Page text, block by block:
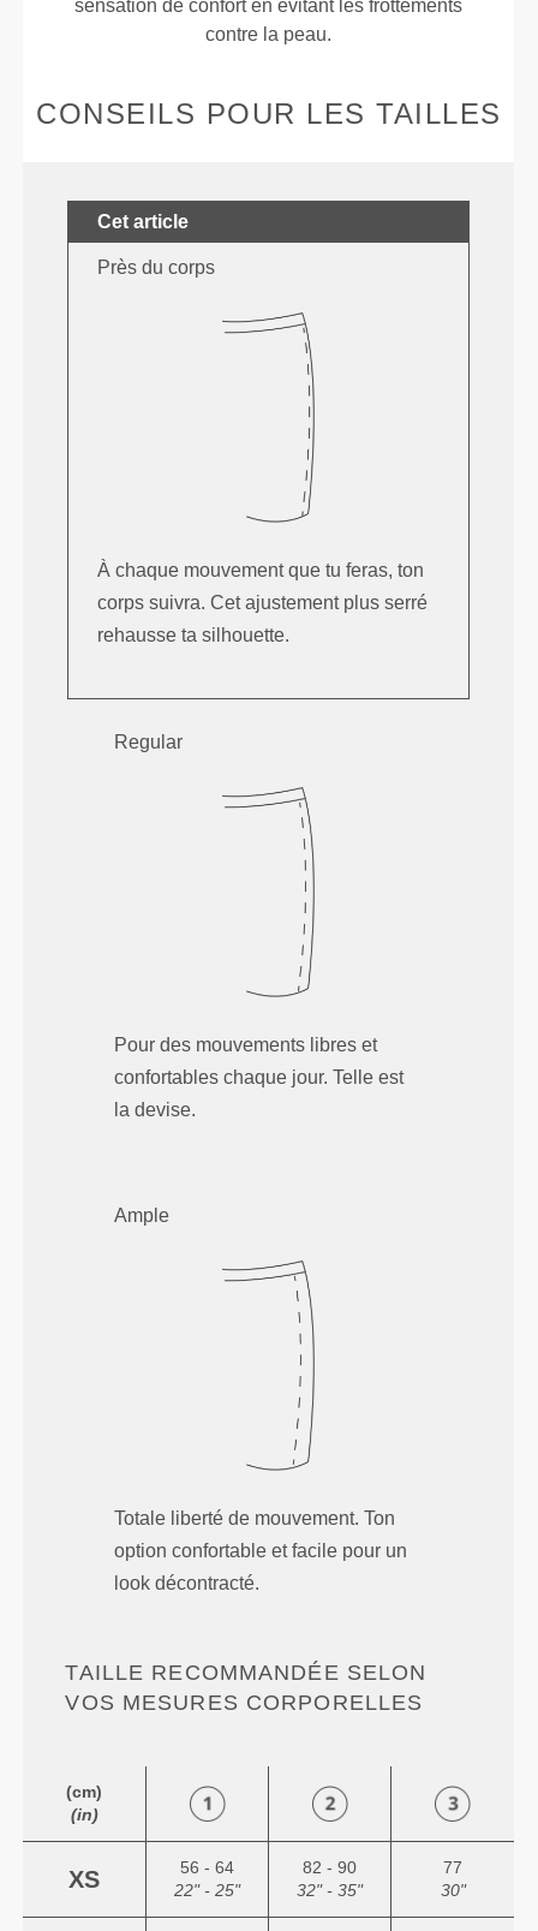
sensation de confort en évitant les frottements
contre la peau.
CONSEILS POUR LES TAILLES
Cet article
Près du corps
À chaque mouvement que tu feras, ton
corps suivra. Cet ajustement plus serré
rehausse ta silhouette.
Regular
Pour des mouvements libres et
confortables chaque jour. Telle est
la devise.
Ample
Totale liberté de mouvement. Ton
option confortable et facile pour un
look décontracté.
TAILLE RECOMMANDÉE SELON
VOS MESURES CORPORELLES
(cm)
(in)
XS
56 - 64
22" - 25"
82 - 90
32" - 35"
77
30"